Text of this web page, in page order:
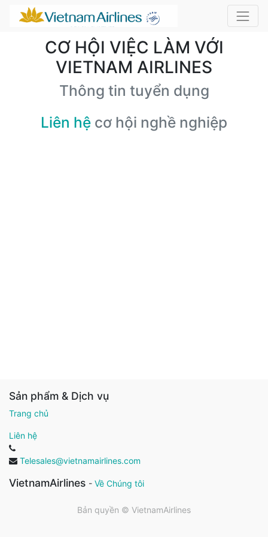
CƠ HỘI VIỆC LÀM VỚI
VIETNAM AIRLINES
Thông tin tuyển dụng
Liên hệ cơ hội nghề nghiệp
Sản phẩm & Dịch vụ
Trang chủ
Liên hệ
Telesales@vietnamairlines.com
VietnamAirlines - Về Chúng tôi
Bản quyền © VietnamAirlines